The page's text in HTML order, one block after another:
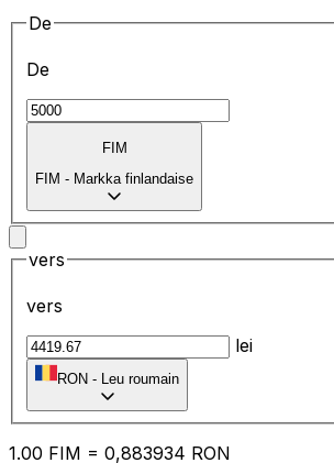
De
De
FIM
FIM - Markka finlandaise
vers
vers
lei
RON - Leu roumain
1.00 FIM = 0,883934 RON